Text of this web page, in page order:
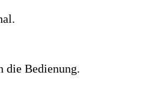
die Bedienung.